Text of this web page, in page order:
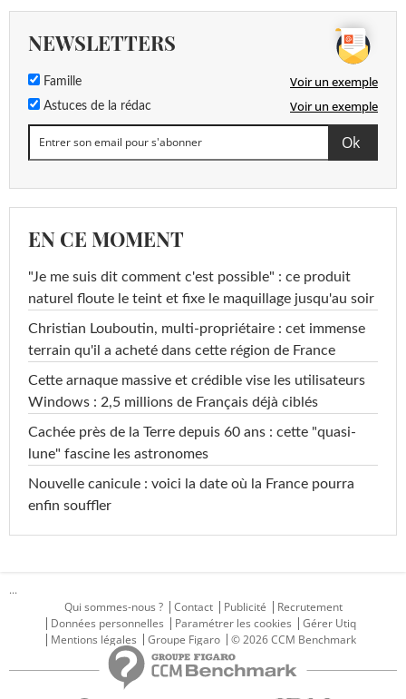
NEWSLETTERS
Famille Voir un exemple
Astuces de la rédac Voir un exemple
EN CE MOMENT
"Je me suis dit comment c'est possible" : ce produit
naturel floute le teint et fixe le maquillage jusqu'au soir
Christian Louboutin, multi-propriétaire : cet immense
terrain qu'il a acheté dans cette région de France
Cette arnaque massive et crédible vise les utilisateurs
Windows : 2,5 millions de Français déjà ciblés
Cachée près de la Terre depuis 60 ans : cette "quasi-
lune" fascine les astronomes
Nouvelle canicule : voici la date où la France pourra
enfin souffler
...
Qui sommes-nous ?
Contact Publicité
Recrutement
Données personnelles
Paramétrer les cookies
Gérer Utiq
Mentions légales
Groupe Figaro © 2026 CCM Benchmark